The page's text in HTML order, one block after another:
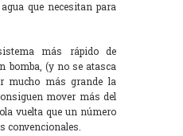
que necesitan para
más rápido de
bomba, (y no se atasca
mucho más grande la
mover más del
vuelta que un número
convencionales.